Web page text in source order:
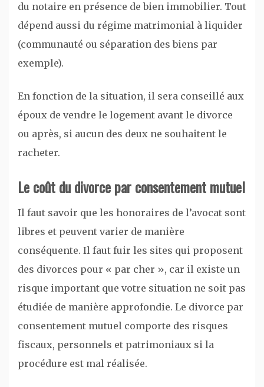
du notaire en présence de bien immobilier. Tout
dépend aussi du régime matrimonial à liquider
(communauté ou séparation des biens par
exemple).
En fonction de la situation, il sera conseillé aux
époux de vendre le logement avant le divorce
ou après, si aucun des deux ne souhaitent le
racheter.
Le coût du divorce par consentement mutuel
Il faut savoir que les honoraires de l’avocat sont
libres et peuvent varier de manière
conséquente. Il faut fuir les sites qui proposent
des divorces pour « par cher », car il existe un
risque important que votre situation ne soit pas
étudiée de manière approfondie. Le divorce par
consentement mutuel comporte des risques
fiscaux, personnels et patrimoniaux si la
procédure est mal réalisée.